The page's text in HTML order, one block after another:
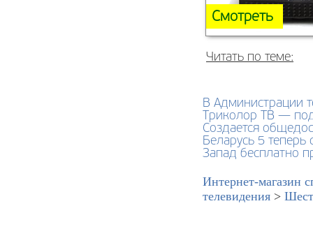
Смотреть
Читать по теме:
В Администрации
Триколор ТВ —
Создается
Беларусь 5 теперь
Запад бесплатно
Интернет-магазин
телевидения >